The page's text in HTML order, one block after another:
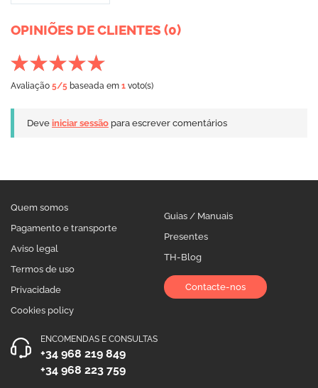
OPINIÕES DE CLIENTES (0)
Avaliação 5/5 baseada em 1 voto(s)
Deve iniciar sessão para escrever comentários
Quem somos
Pagamento e transporte
Aviso legal
Termos de uso
Privacidade
Cookies policy
Guias / Manuais
Presentes
TH-Blog
Contacte-nos
ENCOMENDAS E CONSULTAS
+34 968 219 849
+34 968 223 759